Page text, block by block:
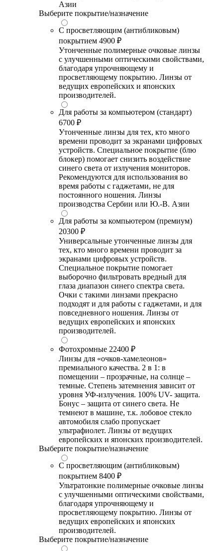
Азии
Выберите покрытие/назначение
С просветляющим (антибликовым)
покрытием 4900 ₽
Утонченные полимерные очковые линзы
с улучшенными оптическими свойствами,
благодаря упрочняющему и
просветляющему покрытию. Линзы от
ведущих европейских и японских
производителей.
Для работы за компьютером (стандарт)
6700 ₽
Утонченные линзы для тех, кто много
времени проводит за экранами цифровых
устройств. Специальное покрытие (блю
блокер) помогает снизить воздействие
синего света от излучения мониторов.
Рекомендуются для использования во
время работы с гаджетами, не для
постоянного ношения. Линзы
производства Сербии или Ю.-В. Азии
Для работы за компьютером (премиум)
20300 ₽
Универсальные утонченные линзы для
тех, кто много времени проводит за
экранами цифровых устройств.
Специальное покрытие помогает
выборочно фильтровать вредный для
глаза диапазон синего спектра света.
Очки с такими линзами прекрасно
подходят и для работы с гаджетами, и для
повседневного ношения. Линзы от
ведущих европейских и японских
производителей.
Фотохромные 22400 ₽
Линзы для «очков-хамелеонов»
премиального качества. 2 в 1: в
помещении – прозрачные, на солнце –
темные. Степень затемнения зависит от
уровня УФ-излучения. 100% UV- защита.
Бонус – защита от синего света. Не
темнеют в машине, т.к. лобовое стекло
автомобиля слабо пропускает
ультрафиолет. Линзы от ведущих
европейских и японских производителей.
Выберите покрытие/назначение
С просветляющим (антибликовым)
покрытием 8400 ₽
Ультратонкие полимерные очковые линзы
с улучшенными оптическими свойствами,
благодаря упрочняющему и
просветляющему покрытию. Линзы от
ведущих европейских и японских
производителей.
Выберите покрытие/назначение